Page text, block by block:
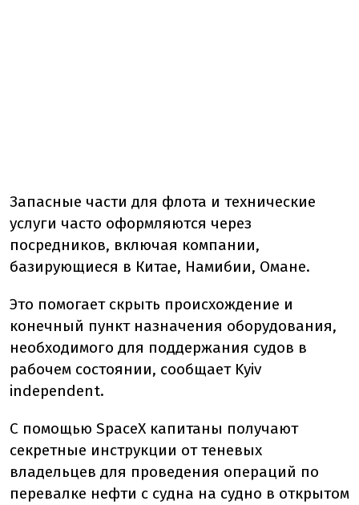
Запасные части для флота и технические
услуги часто оформляются через
посредников, включая компании,
базирующиеся в Китае, Намибии, Омане.
Это помогает скрыть происхождение и
конечный пункт назначения оборудования,
необходимого для поддержания судов в
рабочем состоянии, сообщает Kyiv
independent.
С помощью SpaceX капитаны получают
секретные инструкции от теневых
владельцев для проведения операций по
перевалке нефти с судна на судно в открытом